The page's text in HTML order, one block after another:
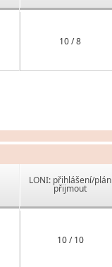
10 / 8
LONI: přihlášení/plán
přijmout
10 / 10